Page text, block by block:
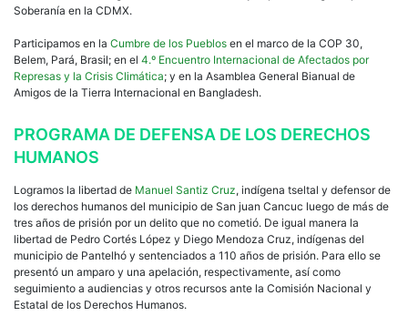
Soberanía en la CDMX.
Participamos en la Cumbre de los Pueblos en el marco de la COP 30,
Belem, Pará, Brasil; en el 4.º Encuentro Internacional de Afectados por
Represas y la Crisis Climática; y en la Asamblea General Bianual de
Amigos de la Tierra Internacional en Bangladesh.
PROGRAMA DE DEFENSA DE LOS DERECHOS
HUMANOS
Logramos la libertad de Manuel Santiz Cruz, indígena tseltal y defensor de
los derechos humanos del municipio de San juan Cancuc luego de más de
tres años de prisión por un delito que no cometió. De igual manera la
libertad de Pedro Cortés López y Diego Mendoza Cruz, indígenas del
municipio de Pantelhó y sentenciados a 110 años de prisión. Para ello se
presentó un amparo y una apelación, respectivamente, así como
seguimiento a audiencias y otros recursos ante la Comisión Nacional y
Estatal de los Derechos Humanos.